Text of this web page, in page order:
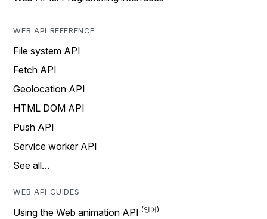
WEB API REFERENCE
File system API
Fetch API
Geolocation API
HTML DOM API
Push API
Service worker API
See all…
WEB API GUIDES
Using the Web animation API